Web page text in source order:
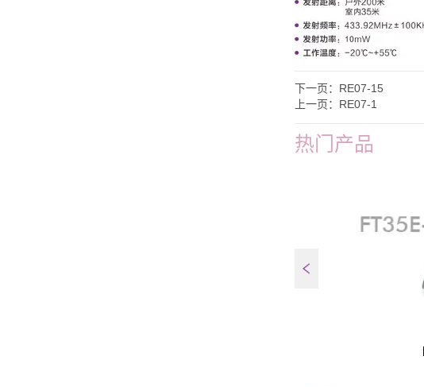
下一页： RE07-15
上一页： RE07-1
热门产品